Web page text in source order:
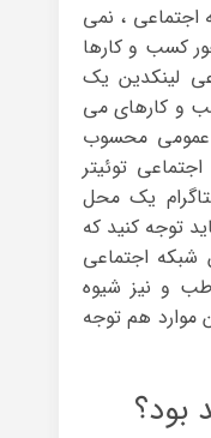
اجتماعی ، نمی
کسب و کارها
لینکدین یک
و کارهای می
محسوب
توئیتر
یک محل
توجه کنید که
شبکه اجتماعی
و نیز شیوه
موارد هم توجه
بود؟